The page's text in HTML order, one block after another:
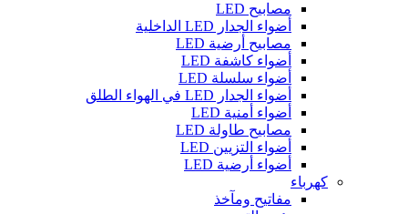
مصابيح LED
أضواء الجدار LED الداخلية
مصابيح أرضية LED
أضواء كاشفة LED
أضواء سلسلة LED
أضواء الجدار LED في الهواء الطلق
أضواء أمنية LED
مصابيح طاولة LED
أضواء التزيين LED
أضواء أرضية LED
كهرباء
مفاتيح ومآخذ